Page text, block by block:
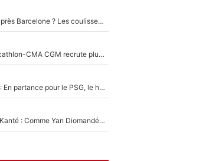
Le PSG comme seule option après Barcelone ? Les coulisses de la signature historique de Lionel Messi sont révélées au grand jour !
«Le budget a augmenté» : Decathlon-CMA CGM recrute plusieurs coureurs pour offrir à Paul Seixas une équipe pour gagner le Tour de France 2027
«Le suicide de Ferran Torres» : En partance pour le PSG, le héros de la finale de la Coupe du monde s'attire les foudres de la presse espagnole !
Antoine Griezmann et N'Golo Kanté : Comme Yan Diomandé, les deux champions du monde ont refusé de signer au PSG !